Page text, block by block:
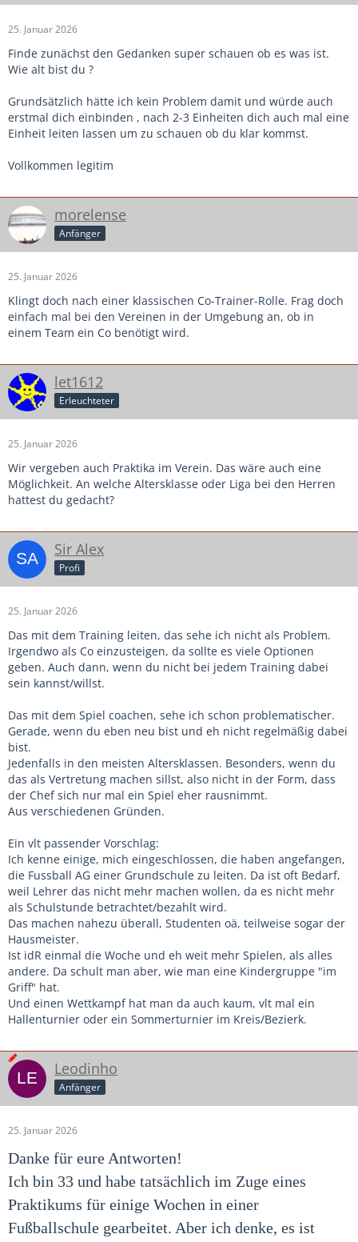
25. Januar 2026
Finde zunächst den Gedanken super schauen ob es was ist.
Wie alt bist du ?
Grundsätzlich hätte ich kein Problem damit und würde auch
erstmal dich einbinden , nach 2-3 Einheiten dich auch mal eine
Einheit leiten lassen um zu schauen ob du klar kommst.
Vollkommen legitim
morelense
Anfänger
25. Januar 2026
Klingt doch nach einer klassischen Co-Trainer-Rolle. Frag doch
einfach mal bei den Vereinen in der Umgebung an, ob in
einem Team ein Co benötigt wird.
let1612
Erleuchteter
25. Januar 2026
Wir vergeben auch Praktika im Verein. Das wäre auch eine
Möglichkeit. An welche Altersklasse oder Liga bei den Herren
hattest du gedacht?
Sir Alex
Profi
25. Januar 2026
Das mit dem Training leiten, das sehe ich nicht als Problem.
Irgendwo als Co einzusteigen, da sollte es viele Optionen
geben. Auch dann, wenn du nicht bei jedem Training dabei
sein kannst/willst.
Das mit dem Spiel coachen, sehe ich schon problematischer.
Gerade, wenn du eben neu bist und eh nicht regelmäßig dabei
bist.
Jedenfalls in den meisten Altersklassen. Besonders, wenn du
das als Vertretung machen sillst, also nicht in der Form, dass
der Chef sich nur mal ein Spiel eher rausnimmt.
Aus verschiedenen Gründen.
Ein vlt passender Vorschlag:
Ich kenne einige, mich eingeschlossen, die haben angefangen,
die Fussball AG einer Grundschule zu leiten. Da ist oft Bedarf,
weil Lehrer das nicht mehr machen wollen, da es nicht mehr
als Schulstunde betrachtet/bezahlt wird.
Das machen nahezu überall, Studenten oä, teilweise sogar der
Hausmeister.
Ist idR einmal die Woche und eh weit mehr Spielen, als alles
andere. Da schult man aber, wie man eine Kindergruppe "im
Griff" hat.
Und einen Wettkampf hat man da auch kaum, vlt mal ein
Hallenturnier oder ein Sommerturnier im Kreis/Bezierk.
Leodinho
Anfänger
25. Januar 2026
Danke für eure Antworten!
Ich bin 33 und habe tatsächlich im Zuge eines
Praktikums für einige Wochen in einer
Fußballschule gearbeitet. Aber ich denke, es ist